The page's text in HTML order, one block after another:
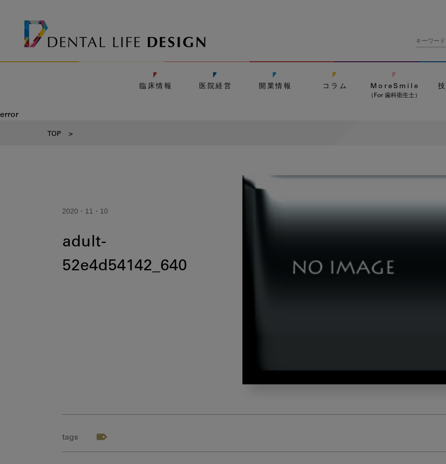
臨床情報 医院経営 開業情報 コラム MoreSmile
（For 歯科衛生士）
error
TOP >
2020・11・10
adult-
52e4d54142_640
tags